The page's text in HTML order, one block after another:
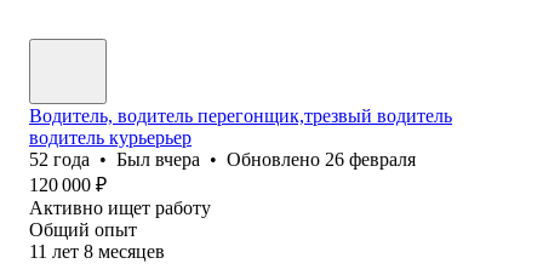
Водитель, водитель перегонщик,трезвый водитель
водитель курьерьер
52 года • Был вчера • Обновлено 26 февраля
120 000 ₽
Активно ищет работу
Общий опыт
11 лет 8 месяцев